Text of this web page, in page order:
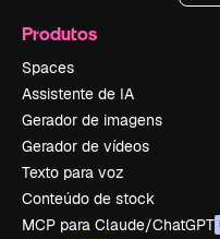
Produtos
Spaces
Assistente de IA
Gerador de imagens
Gerador de vídeos
Texto para voz
Conteúdo de stock
MCP para Claude/ChatGPT